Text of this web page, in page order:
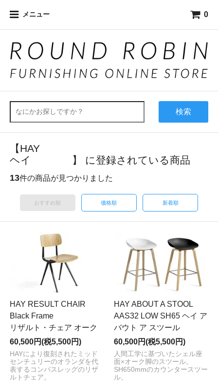
メニュー 0
検索
【HAY
ヘイ 】 に登録されている商品
13件の商品が見つかりました
おすすめ順 価格順 新着順
HAY RESULT CHAIR
Black Frame
リザルト・チェア オーク
60,500円(税5,500円)
HAYにより復刻されたミッド
センチュリーのオランダを代
表するコンパスレッグのリザ
ルトチェア。
HAY ABOUT A STOOL
AAS32 LOW SH65 ヘイ ア
バウト ア スツール
60,500円(税5,500円)
人間工学に基づいたシェル座
面×オーク脚のスツール。
SH650mmのカウンタースツー
ル。